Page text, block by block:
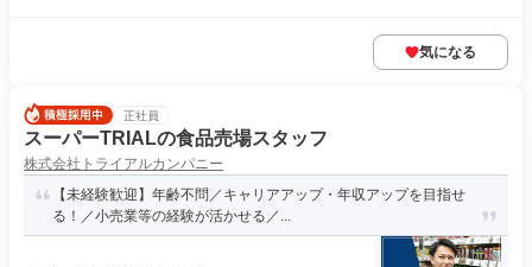
気になる
正社員
スーパーTRIALの食品売場スタッフ
株式会社トライアルカンパニー
【未経験歓迎】年齢不問／キャリアアップ・年収アップを目指せ
る！／小売業等の経験が活かせる／...